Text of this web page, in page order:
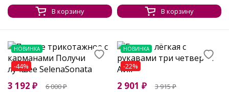
В корзину
В корзину
НОВИНКА
-44%
3 192 ₽ 6 000₽
НОВИНКА
-22%
2 901 ₽ 3 915₽